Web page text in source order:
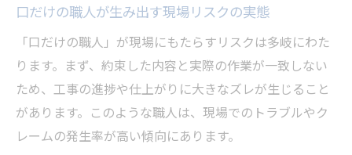
口だけの職人が生み出す現場リスクの実態
「口だけの職人」が現場にもたらすリスクは多岐にわた
ります。まず、約束した内容と実際の作業が一致しない
ため、工事の進捗や仕上がりに大きなズレが生じること
があります。このような職人は、現場でのトラブルやク
レームの発生率が高い傾向にあります。